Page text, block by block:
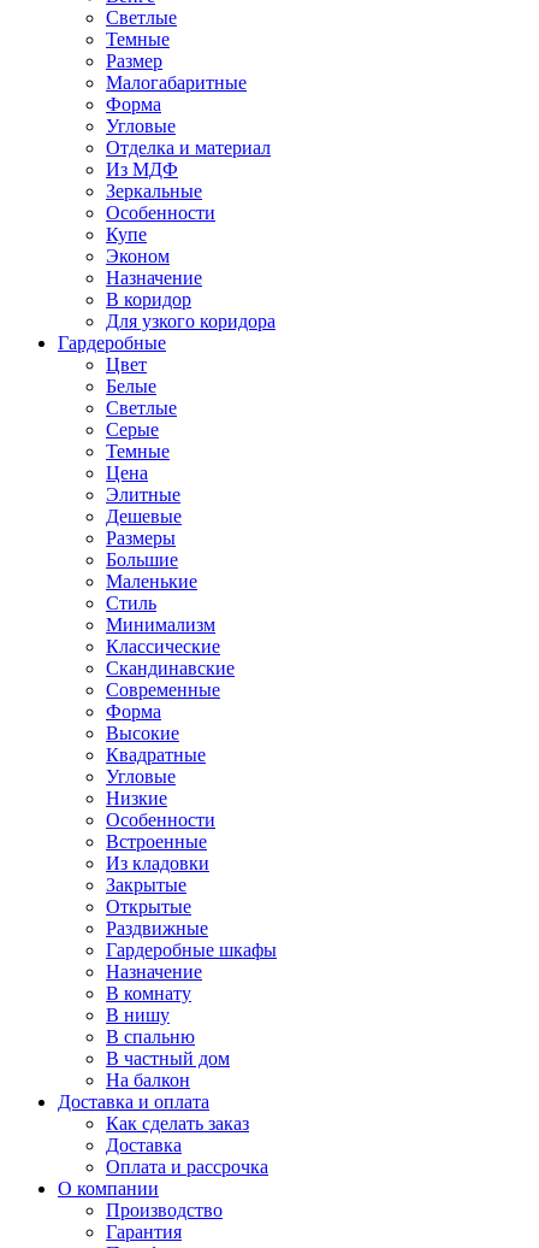
Светлые
Темные
Размер
Малогабаритные
Форма
Угловые
Отделка и материал
Из МДФ
Зеркальные
Особенности
Купе
Эконом
Назначение
В коридор
Для узкого коридора
Гардеробные
Цвет
Белые
Светлые
Серые
Темные
Цена
Элитные
Дешевые
Размеры
Большие
Маленькие
Стиль
Минимализм
Классические
Скандинавские
Современные
Форма
Высокие
Квадратные
Угловые
Низкие
Особенности
Встроенные
Из кладовки
Закрытые
Открытые
Раздвижные
Гардеробные шкафы
Назначение
В комнату
В нишу
В спальню
В частный дом
На балкон
Доставка и оплата
Как сделать заказ
Доставка
Оплата и рассрочка
О компании
Производство
Гарантия